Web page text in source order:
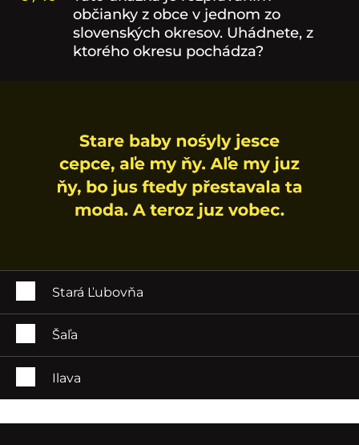
občianky z obce v jednom zo
slovenských okresov. Uhádnete, z
ktorého okresu pochádza?
Stará Ľubovňa
Šaľa
Ilava